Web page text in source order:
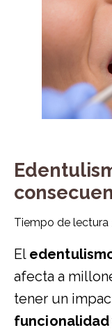
Tiempo de lectura
El
afecta a
tener un
funcionalidad